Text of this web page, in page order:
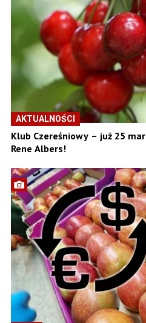
AKTUALNOŚCI
Klub Czereśniowy – już 25
Rene Albers!